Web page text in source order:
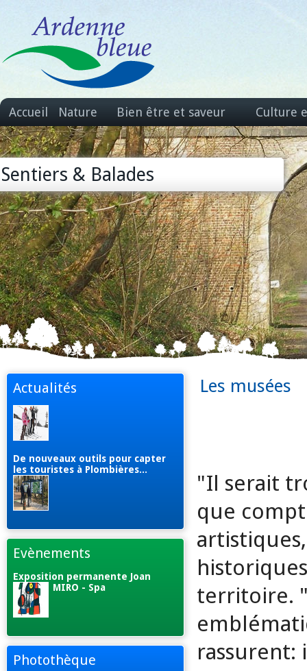
Accueil Nature Bien être et saveur Culture
Sentiers & Balades
Actualités
De nouveaux outils pour capter
les touristes à Plombières...
Evènements
Exposition permanente Joan
MIRO - Spa
Photothèque
Les musées
"Il serait
que
territoire.
rassurent: